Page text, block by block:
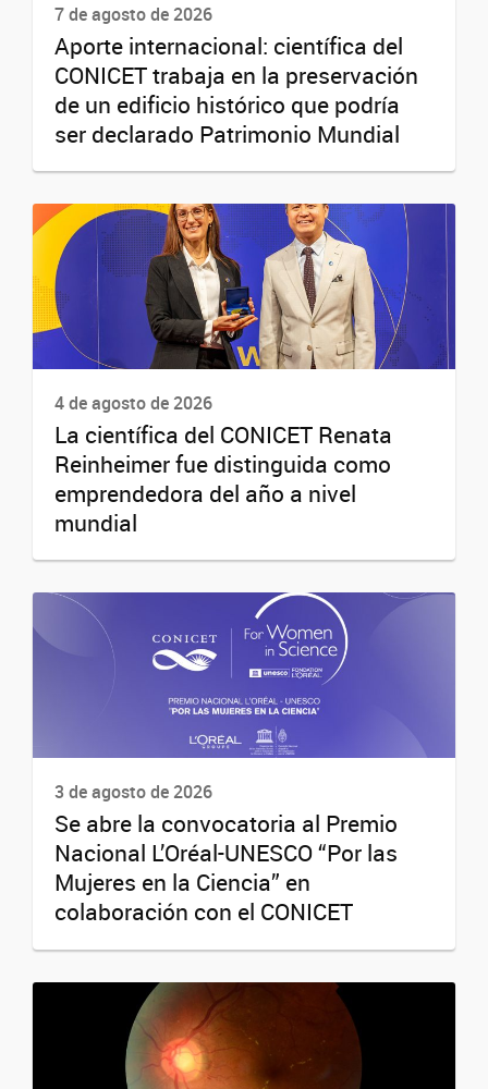
7 de agosto de 2026
Aporte internacional: científica del
CONICET trabaja en la preservación
de un edificio histórico que podría
ser declarado Patrimonio Mundial
4 de agosto de 2026
La científica del CONICET Renata
Reinheimer fue distinguida como
emprendedora del año a nivel
mundial
3 de agosto de 2026
Se abre la convocatoria al Premio
Nacional L’Oréal-UNESCO “Por las
Mujeres en la Ciencia” en
colaboración con el CONICET